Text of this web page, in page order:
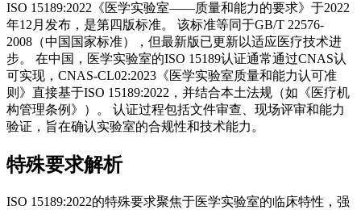
ISO 15189:2022《医学实验室——质量和能力的要求》于2022
年12月发布，是第四版标准。 该标准等同于GB/T 22576-
2008（中国国家标准），但最新版已更新以适应医疗技术进
步。 在中国，医学实验室的ISO 15189认证通常通过CNAS认
可实现，CNAS-CL02:2023《医学实验室质量和能力认可准
则》直接基于ISO 15189:2022，并结合本土法规（如《医疗机
构管理条例》）。 认证过程包括文件审查、现场评审和能力
验证，旨在确认实验室的合规性和技术能力。
特殊要求解析
ISO 15189:2022的特殊要求聚焦于医学实验室的临床特性，强